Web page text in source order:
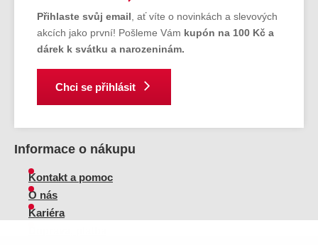
Přihlaste svůj email , ať víte o novinkách a slevových
akcích jako první! Pošleme Vám kupón na 100 Kč a
dárek k svátku a narozeninám.
Chci se přihlásit
Informace o nákupu
Kontakt a pomoc
O nás
Kariéra